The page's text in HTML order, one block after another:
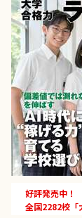
好評発売中！
全国2282校「